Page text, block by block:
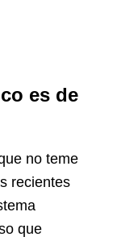
es de
no teme
recientes
que